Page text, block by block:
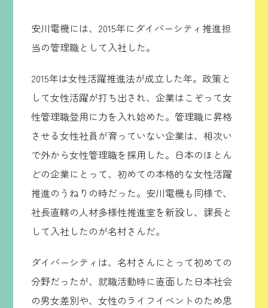
安川電機には、2015年にダイバーシティ推進担
当の管理職として入社した。
2015年は女性活躍推進法が成立した年。政策と
して女性活躍が打ち出され、企業はこぞって女
性管理職登用に力を入れ始めた。管理職に昇格
させる女性社員が育っていない企業は、相次い
で外から女性管理職を採用した。日本のほとん
どの企業にとって、初めての本格的な女性活躍
推進のうねりの時だった。安川電機も同様で、
社長直轄の人材多様性推進室を新設し、課長と
して入社したのが名村さんだ。
ダイバーシティは、名村さんにとって初めての
分野だったが、就職活動時に直面した日本社会
の男女差別や、女性のライフイベントのため思